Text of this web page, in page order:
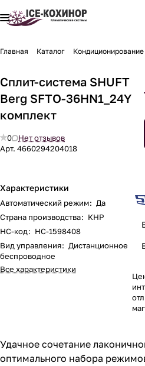
Главная Каталог Кондиционирование
Сплит-система SHUFT
Berg SFTO-36HN1_24Y
комплект
0
Нет отзывов
Арт. 4660294204018
Характеристики
Автоматический режим: Да
Страна производства: КНР
НС-код: НС-1598408
Вид управления: Дистанционное
беспроводное
Все характеристики
Удачное сочетание
оптимального набора